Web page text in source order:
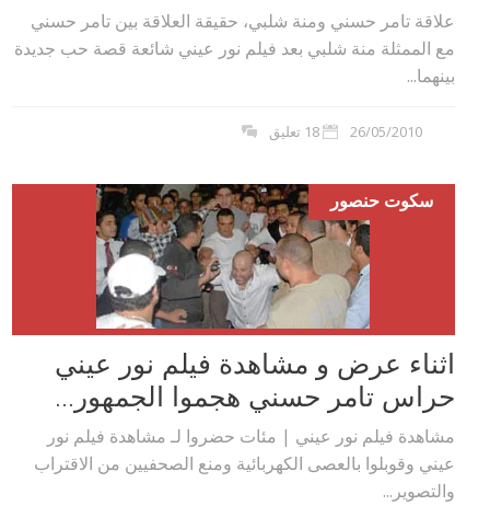
علاقة تامر حسني ومنة شلبي، حقيقة العلاقة بين تامر حسني
مع الممثلة منة شلبي بعد فيلم نور عيني شائعة قصة حب جديدة
بينهما...
26/05/2010 18 تعليق
سكوت حنصور
اثناء عرض و مشاهدة فيلم نور عيني
حراس تامر حسني هجموا الجمهور...
مشاهدة فيلم نور عيني | مئات حضروا لـ مشاهدة فيلم نور
عيني وقوبلوا بالعصى الكهربائية ومنع الصحفيين من الاقتراب
والتصوير...